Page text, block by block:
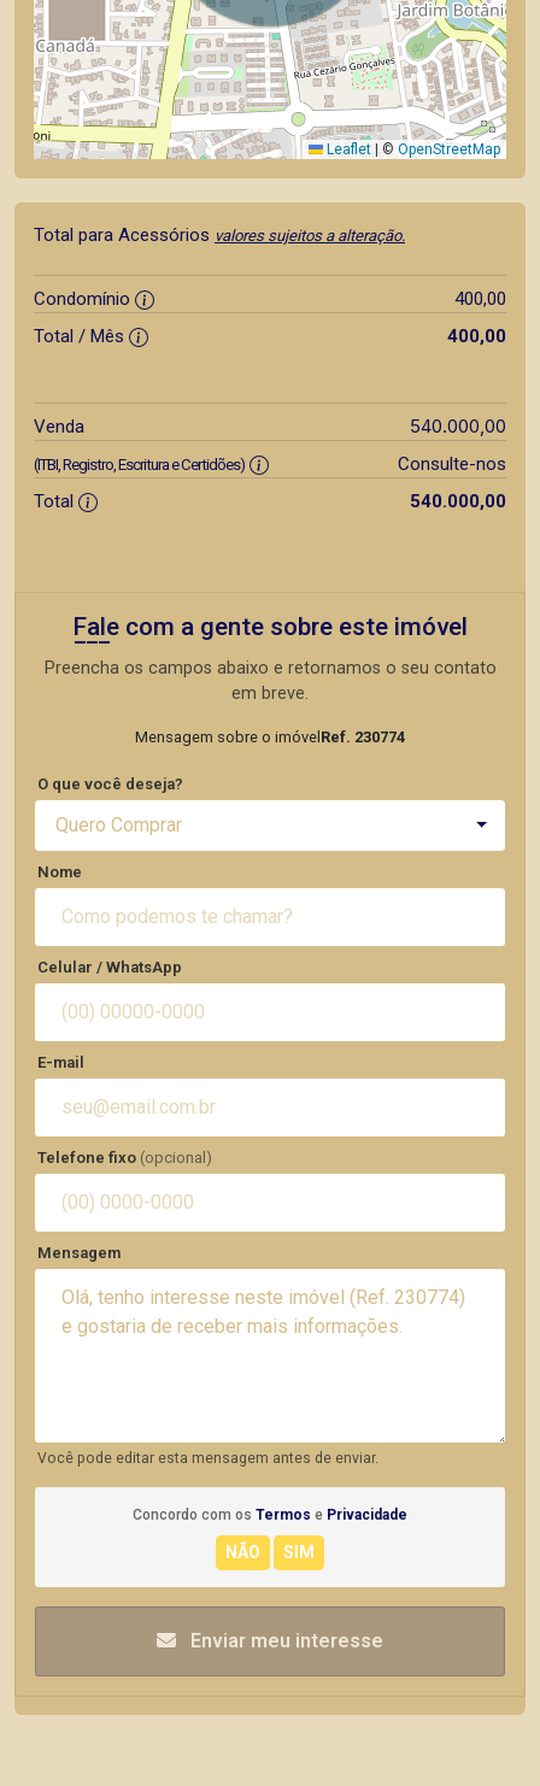
Leaflet © OpenStreetMap
Total para Acessórios valores sujeitos a alteração.
Condomínio
400,00
Total / Mês
400,00
Venda 540.000,00
(ITBI, Registro, Escritura e Certidões)
Consulte-nos
Total
540.000,00
Fale com a gente sobre este imóvel
Preencha os campos abaixo e retornamos o seu contato
em breve.
Mensagem sobre o imóvel Ref. 230774
O que você deseja?
Quero Comprar
Nome
Celular / WhatsApp
E-mail
Telefone fixo (opcional)
Mensagem
Você pode editar esta mensagem antes de enviar.
Concordo com os Termos e Privacidade
Enviar meu interesse